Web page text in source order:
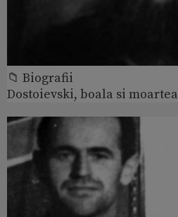
📁 Biografii
Dostoievski, boala si moartea